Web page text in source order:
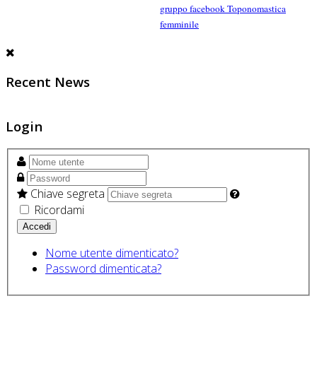
gruppo facebook Toponomastica
femminile
Recent News
Login
Chiave segreta
Ricordami
Nome utente dimenticato?
Password dimenticata?